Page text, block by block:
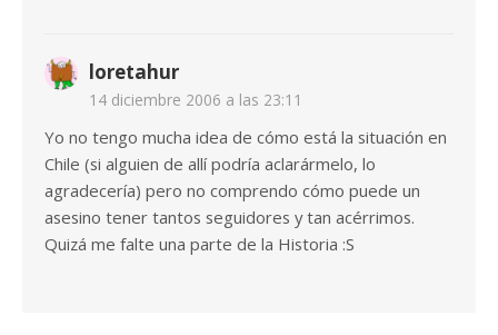
loretahur
14 diciembre 2006 a las 23:11
Yo no tengo mucha idea de cómo está la situación en
Chile (si alguien de allí podría aclarármelo, lo
agradecería) pero no comprendo cómo puede un
asesino tener tantos seguidores y tan acérrimos.
Quizá me falte una parte de la Historia :S